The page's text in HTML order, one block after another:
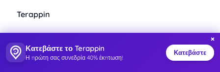
Terappin
Σχετικά με εμάς
×
Κατεβάστε το Terappin
Η πρώτη σας συνεδρία 40% έκπτωση!
Κατεβάστε